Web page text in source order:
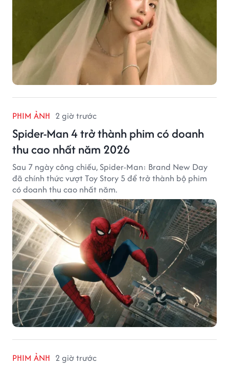
PHIM ẢNH 2 giờ trước
Spider-Man 4 trở thành phim có doanh
thu cao nhất năm 2026
Sau 7 ngày công chiếu, Spider-Man: Brand New Day
đã chính thức vượt Toy Story 5 để trở thành bộ phim
có doanh thu cao nhất năm.
PHIM ẢNH 2 giờ trước